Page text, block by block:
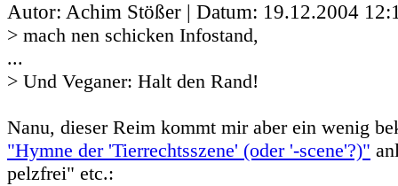
Autor: Achim Stößer | Datum: 19.12.2004
> mach nen schicken Infostand,
...
> Und Veganer: Halt den Rand!
Nanu, dieser Reim kommt mir aber ein wenig
"Hymne der 'Tierrechtsszene' (oder '-scene'?)"
pelzfrei" etc.: